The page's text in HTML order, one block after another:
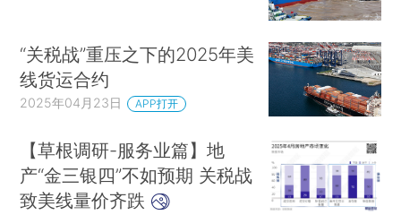
“关税战”重压之下的2025年美
线货运合约
2025年04月23日 APP打开
【草根调研-服务业篇】地
产“金三银四”不如预期 关税战
致美线量价齐跌